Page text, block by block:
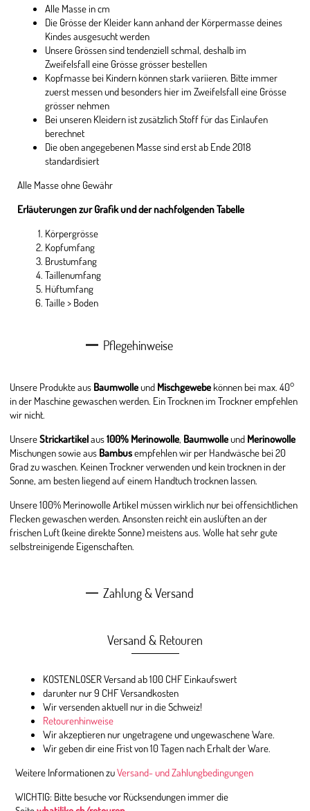
Alle Masse in cm
Die Grösse der Kleider kann anhand der Körpermasse deines
Kindes ausgesucht werden
Unsere Grössen sind tendenziell schmal, deshalb im
Zweifelsfall eine Grösse grösser bestellen
Kopfmasse bei Kindern können stark variieren. Bitte immer
zuerst messen und besonders hier im Zweifelsfall eine Grösse
grösser nehmen
Bei unseren Kleidern ist zusätzlich Stoff für das Einlaufen
berechnet
Die oben angegebenen Masse sind erst ab Ende 2018
standardisiert
Alle Masse ohne Gewähr
Erläuterungen zur Grafik und der nachfolgenden Tabelle
Körpergrösse
Kopfumfang
Brustumfang
Taillenumfang
Hüftumfang
Taille > Boden
Pflegehinweise
Unsere Produkte aus Baumwolleund Mischgewebe können bei max. 40°
in der Maschine gewaschen werden. Ein Trocknen im Trockner empfehlen
wir nicht.
UnsereStrickartikelaus100% Merinowolle, Baumwolleund Merinowolle
Mischungen sowie aus Bambusempfehlen wir per Handwäsche bei 20
Grad zu waschen. Keinen Trockner verwenden und kein trocknen in der
Sonne, am besten liegend auf einem Handtuch trocknen lassen.
Unsere 100% Merinowolle Artikel müssen wirklich nur bei offensichtlichen
Flecken gewaschen werden. Ansonsten reicht ein auslüften an der
frischen Luft (keine direkte Sonne) meistens aus. Wolle hat sehr gute
selbstreinigende Eigenschaften.
Zahlung & Versand
Versand & Retouren
KOSTENLOSER Versand ab 100 CHF Einkaufswert
darunter nur 9 CHF Versandkosten
Wir versenden aktuell nur in die Schweiz!
Retourenhinweise
Wir akzeptieren nur ungetragene und ungewaschene Ware.
Wir geben dir eine Frist von 10 Tagen nach Erhalt der Ware.
Weitere Informationen zuVersand- und Zahlungbedingungen
WICHTIG: Bitte besuche vor Rücksendungen immer die